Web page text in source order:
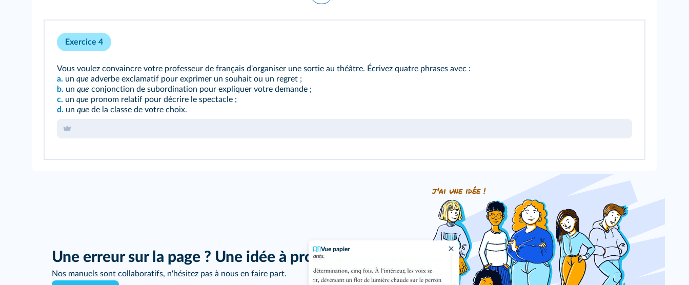
Vue papier
Exercice 4
Vous voulez convaincre votre professeur de français d'organiser une sortie au théâtre. Écrivez quatre phrases avec :
a. un que adverbe exclamatif pour exprimer un souhait ou un regret ;
b. un que conjonction de subordination pour expliquer votre demande ;
c. un que pronom relatif pour décrire le spectacle ;
d. un que de la classe de votre choix.
Une erreur sur la page ? Une idée à proposer ?
Nos manuels sont collaboratifs, n'hésitez pas à nous en faire part.
j'ai une idée !